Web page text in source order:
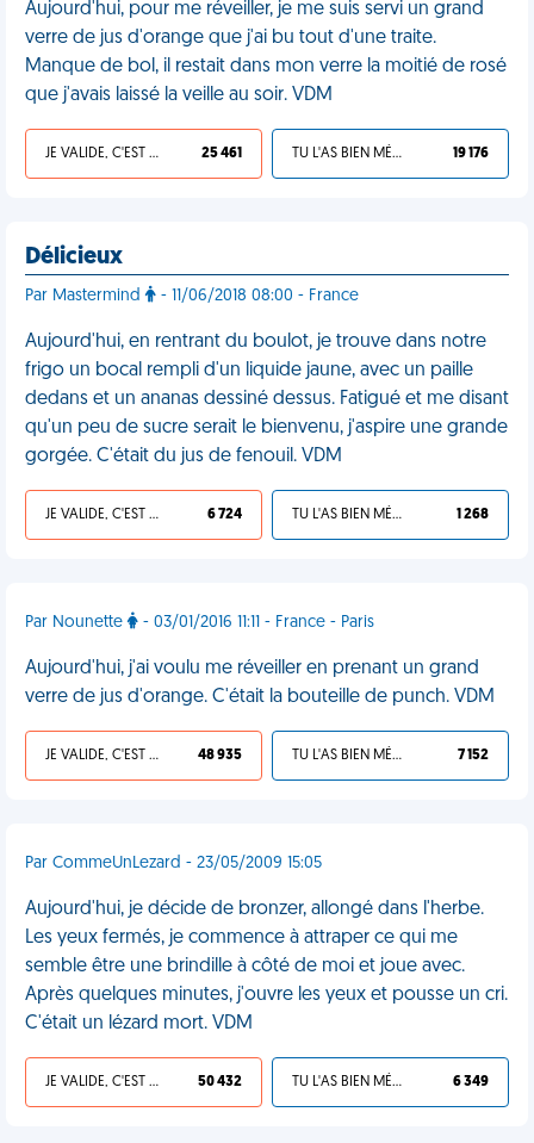
Aujourd'hui, pour me réveiller, je me suis servi un grand
verre de jus d'orange que j'ai bu tout d'une traite.
Manque de bol, il restait dans mon verre la moitié de rosé
que j'avais laissé la veille au soir. VDM
JE VALIDE, C'EST UNE VDM 25 461 TU L'AS BIEN MÉRITÉ 19 176
Délicieux
Par Mastermind - 11/06/2018 08:00 - France
Aujourd'hui, en rentrant du boulot, je trouve dans notre
frigo un bocal rempli d'un liquide jaune, avec un paille
dedans et un ananas dessiné dessus. Fatigué et me disant
qu'un peu de sucre serait le bienvenu, j'aspire une grande
gorgée. C'était du jus de fenouil. VDM
JE VALIDE, C'EST UNE VDM 6 724 TU L'AS BIEN MÉRITÉ 1 268
Par Nounette - 03/01/2016 11:11 - France - Paris
Aujourd'hui, j'ai voulu me réveiller en prenant un grand
verre de jus d'orange. C'était la bouteille de punch. VDM
JE VALIDE, C'EST UNE VDM 48 935 TU L'AS BIEN MÉRITÉ 7 152
Par CommeUnLezard - 23/05/2009 15:05
Aujourd'hui, je décide de bronzer, allongé dans l'herbe.
Les yeux fermés, je commence à attraper ce qui me
semble être une brindille à côté de moi et joue avec.
Après quelques minutes, j'ouvre les yeux et pousse un cri.
C'était un lézard mort. VDM
JE VALIDE, C'EST UNE VDM 50 432 TU L'AS BIEN MÉRITÉ 6 349